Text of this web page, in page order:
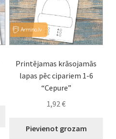
Printējamas krāsojamās
lapas pēc cipariem 1-6
“Cepure”
1,92€
Pievienot grozam